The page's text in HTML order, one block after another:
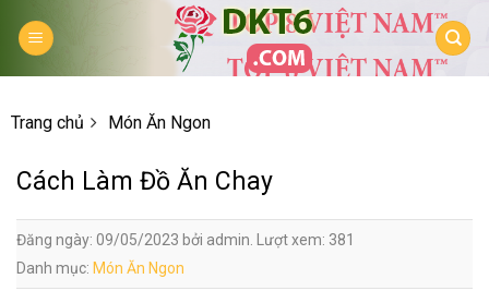
Trang chủ Món Ăn Ngon
Cách Làm Đồ Ăn Chay
Đăng ngày: 09/05/2023 bởi admin. Lượt xem: 381
Danh mục: Món Ăn Ngon